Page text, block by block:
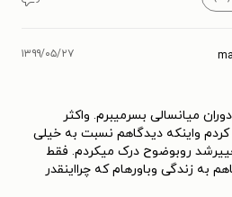
۱۳۹۹/۰۵/۲۷
میانسالی بسرمیبرم. واکثر
واینکه دیدگاهم نسبت به خیلی
روبوضوح درک میکردم. فقط
به زندگی وباورهام که چرااینقدر